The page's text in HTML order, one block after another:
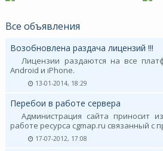
Все объявления
Возобновлена раздача лицензий !!!
Лицензии раздаются на все
Android и iPhone.
13-01-2014, 18:29
Перебои в работе сервера
Администрация сайта приносит
работе ресурса cgmap.ru связанный с
17-07-2012, 17:08